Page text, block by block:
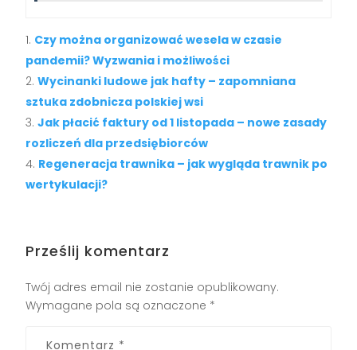
Czy można organizować wesela w czasie
pandemii? Wyzwania i możliwości
Wycinanki ludowe jak hafty – zapomniana
sztuka zdobnicza polskiej wsi
Jak płacić faktury od 1 listopada – nowe zasady
rozliczeń dla przedsiębiorców
Regeneracja trawnika – jak wygląda trawnik po
wertykulacji?
Prześlij komentarz
Twój adres email nie zostanie opublikowany.
Wymagane pola są oznaczone *